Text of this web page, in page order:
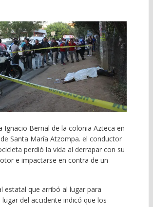
Ignacio Bernal de la colonia Azteca en
Santa María Atzompa. el conductor
perdió la vida al derrapar con su
e impactarse en contra de un
estatal que arribó al lugar para
del accidente indicó que los